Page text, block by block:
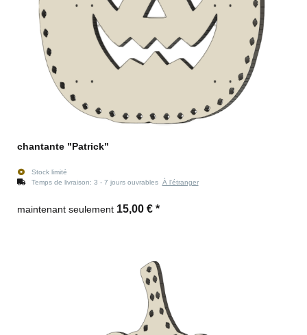
chantante "Patrick"
Stock limité
Temps de livraison: 3 - 7 jours ouvrables À l'étranger
maintenant seulement 15,00 € *